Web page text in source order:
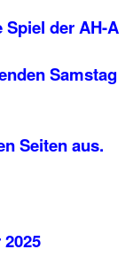
Spiel der AH-A
Samstag
Seiten aus.